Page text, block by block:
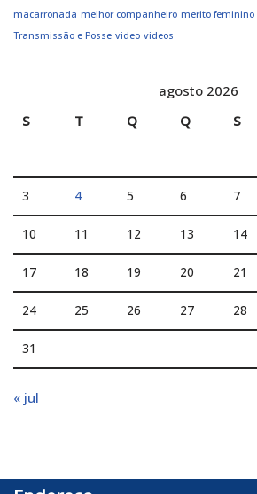
macarronada melhor companheiro merito feminino
Transmissão e Posse video videos
agosto 2026
S
T Q Q S
3 4 5 6 7
10 11 12 13 14
17 18 19 20 21
24 25 26 27 28
31
« jul